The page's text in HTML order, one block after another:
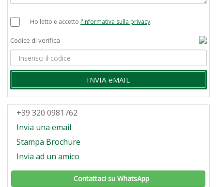
Ho letto e accetto l'informativa sulla privacy.
Codice di verifica
INVIA eMAIL
+39 320 0981762
Invia una email
Stampa Brochure
Invia ad un amico
Contattaci su WhatsApp